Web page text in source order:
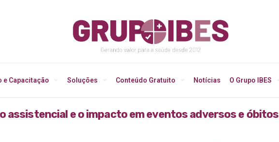
e Capacitação Soluções Conteúdo Gratuito Notícias O Grupo IBES
assistencial e o impacto em eventos adversos e óbitos